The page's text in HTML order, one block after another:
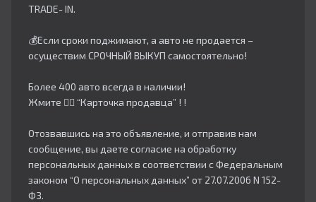
TRADE- IN.
💰Если сроки поджимают, а авто не продается –
осуществим СРОЧНЫЙ ВЫКУП самостоятельно!
Более 400 авто всегда в наличии!
Жмите 👇🏻 “Карточка продавца” ! !
Отозвавшись на это объявление, и отправив нам
сообщение, вы даете согласие на обработку
персональных данных в соответствии с Федеральным
законом “О персональных данных” от 27.07.2006 N 152-
ФЗ.